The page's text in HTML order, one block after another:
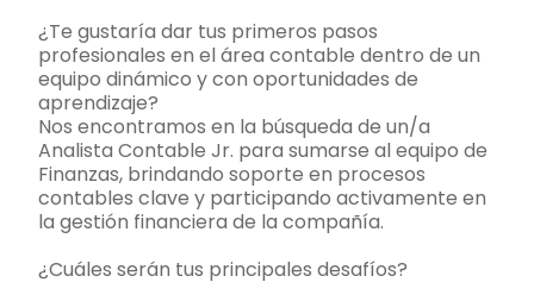
¿Te gustaría dar tus primeros pasos
profesionales en el área contable dentro de un
equipo dinámico y con oportunidades de
aprendizaje?
Nos encontramos en la búsqueda de un/a
Analista Contable Jr. para sumarse al equipo de
Finanzas, brindando soporte en procesos
contables clave y participando activamente en
la gestión financiera de la compañía.
¿Cuáles serán tus principales desafíos?